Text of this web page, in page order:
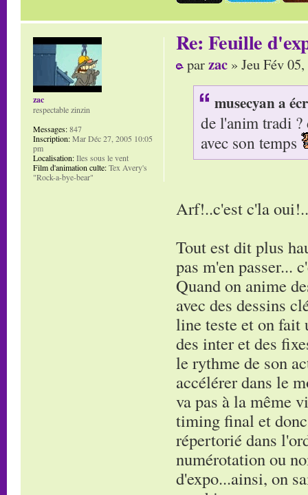
Re: Feuille
parzac » Jeu Fév
musecyan a
de l'anim tradi
avec son temps
Arf!..c'est c'la
Tout est dit plus
pas m'en passer...
Quand on anime
avec des dessins
line teste et on fait
des inter et des
le rythme de son
accélérer dans le
va pas à la même
timing final et
répertorié dans
numérotation ou
d'expo...ainsi, on
zac
respectable zinzin
Messages:847
Inscription:Mar Déc 27, 2005 10:05
pm
Localisation:Iles sous le vent
Film d'animation culte:Tex Avery's
"Rock-a-bye-bear"